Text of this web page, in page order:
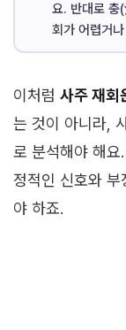
요. 반대로 충
회가 어렵거
이처럼 사주 재회
는 것이 아니라,
로 분석해야 해
정적인 신호와
야 하죠.